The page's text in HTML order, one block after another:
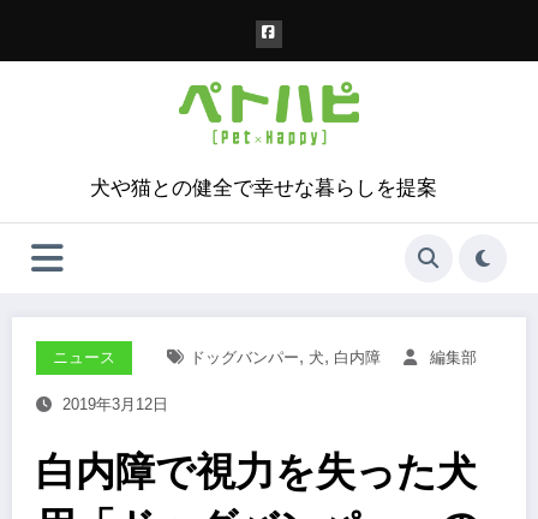
犬や猫との健全で幸せな暮らしを提案
ニュース ドッグバンパー, 犬, 白内障 編集部
2019年3月12日
白内障で視力を失った犬